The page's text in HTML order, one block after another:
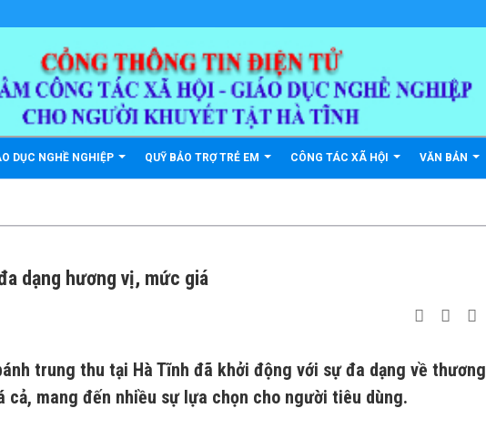
DỤC NGHỀ NGHIỆP QUỸ BẢO TRỢ TRẺ EM CÔNG TÁC XÃ HỘI VĂN BẢN
dạng hương vị, mức giá
trung thu tại Hà Tĩnh đã khởi động với sự đa dạng về thương
cả, mang đến nhiều sự lựa chọn cho người tiêu dùng.